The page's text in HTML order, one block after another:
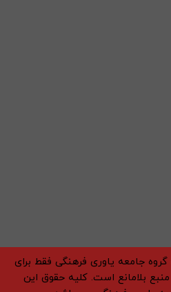
جامعه یاوری فرهنگی فقط برای
بلامانع است. کلیه حقوق این